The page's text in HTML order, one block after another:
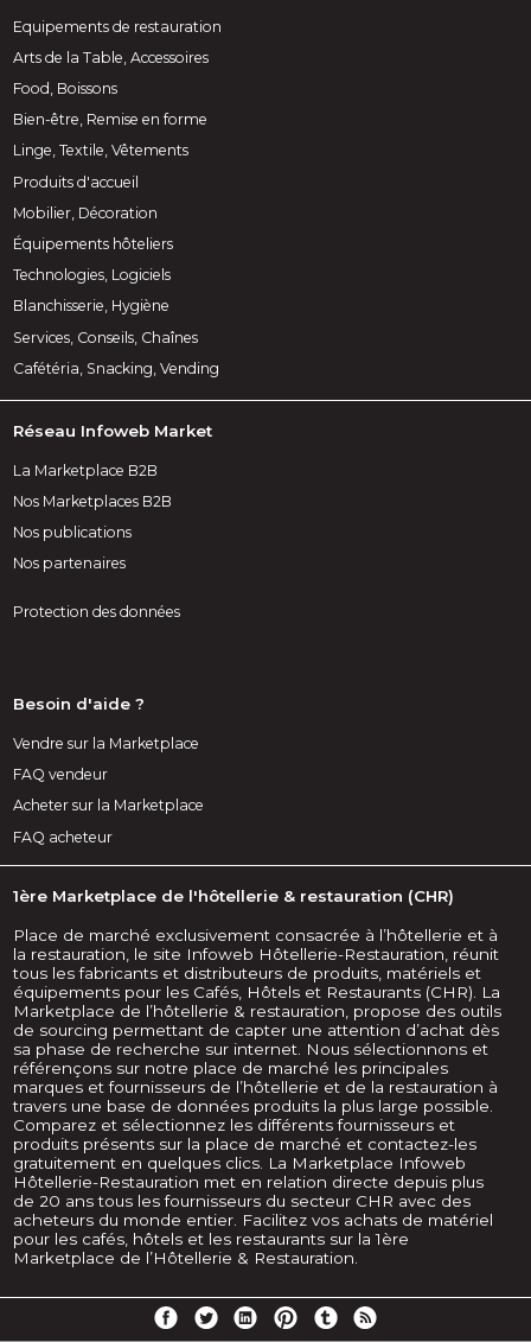
Equipements de restauration
Arts de la Table, Accessoires
Food, Boissons
Bien-être, Remise en forme
Linge, Textile, Vêtements
Produits d'accueil
Mobilier, Décoration
Équipements hôteliers
Technologies, Logiciels
Blanchisserie, Hygiène
Services, Conseils, Chaînes
Cafétéria, Snacking, Vending
Réseau Infoweb Market
La Marketplace B2B
Nos Marketplaces B2B
Nos publications
Nos partenaires
Protection des données
Besoin d'aide ?
Vendre sur la Marketplace
FAQ vendeur
Acheter sur la Marketplace
FAQ acheteur
1ère Marketplace de l'hôtellerie & restauration (CHR)
Place de marché exclusivement consacrée à l’hôtellerie et à
la restauration, le site Infoweb Hôtellerie-Restauration, réunit
tous les fabricants et distributeurs de produits, matériels et
équipements pour les Cafés, Hôtels et Restaurants (CHR). La
Marketplace de l’hôtellerie & restauration, propose des outils
de sourcing permettant de capter une attention d’achat dès
sa phase de recherche sur internet. Nous sélectionnons et
référençons sur notre place de marché les principales
marques et fournisseurs de l’hôtellerie et de la restauration à
travers une base de données produits la plus large possible.
Comparez et sélectionnez les différents fournisseurs et
produits présents sur la place de marché et contactez-les
gratuitement en quelques clics. La Marketplace Infoweb
Hôtellerie-Restauration met en relation directe depuis plus
de 20 ans tous les fournisseurs du secteur CHR avec des
acheteurs du monde entier. Facilitez vos achats de matériel
pour les cafés, hôtels et les restaurants sur la 1ère
Marketplace de l’Hôtellerie & Restauration.